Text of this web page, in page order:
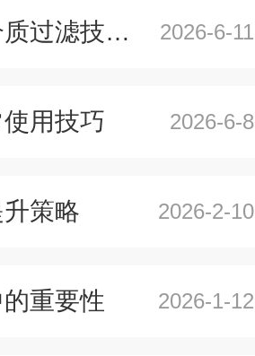
纯水处理器设备工作流程与多介质过滤技术解析 2026-6-11
用技巧 2026-6-8
策略 2026-2-10
重要性 2026-1-12